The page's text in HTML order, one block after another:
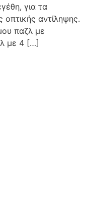
για τα
οπτικής αντίληψης.
παζλ με
με 4 […]